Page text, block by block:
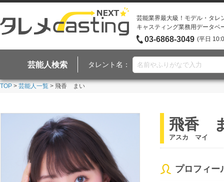
芸能業界最大級！モデル・タレ
キャスティング業務用データベ
03-6868-3049 (平日
芸能人検索 タレント名：
TOP > 芸能人一覧 > 飛香 まい
飛香
アスカ マイ
プロフィー